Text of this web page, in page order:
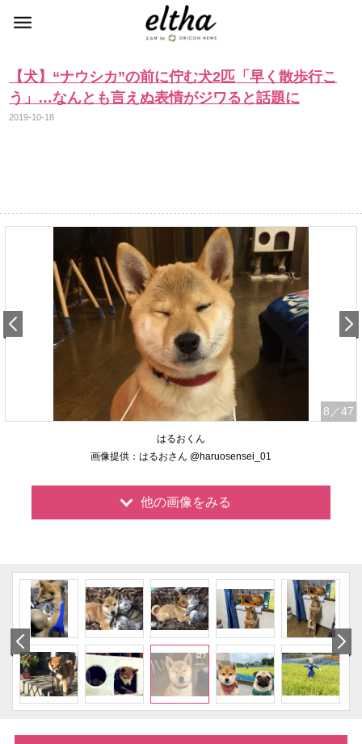
【犬】“ナウシカ”の前に佇む犬2匹「早く散歩行こ
う」…なんとも言えぬ表情がジワると話題に
2019-10-18
8 ／47
はるおくん
画像提供：はるおさん @haruosensei_01
他の画像をみる